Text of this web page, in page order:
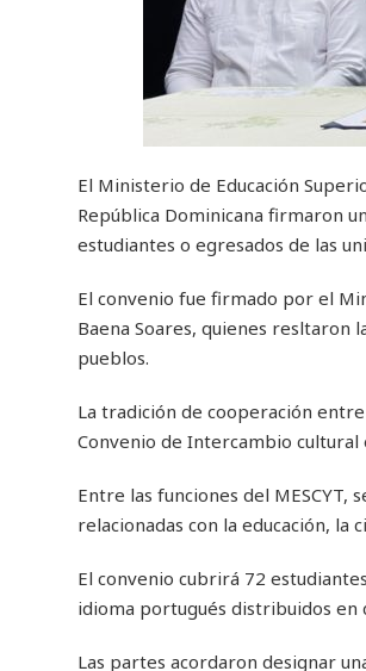
El Ministerio de Educación
República Dominicana firmaron
estudiantes o egresados de las
El convenio fue firmado por el
Baena Soares, quienes resltaron
pueblos.
La tradición de cooperación
Convenio de Intercambio
Entre las funciones del
relacionadas con la educación, la
El convenio cubrirá 72
idioma portugués distribuidos en
Las partes acordaron designar